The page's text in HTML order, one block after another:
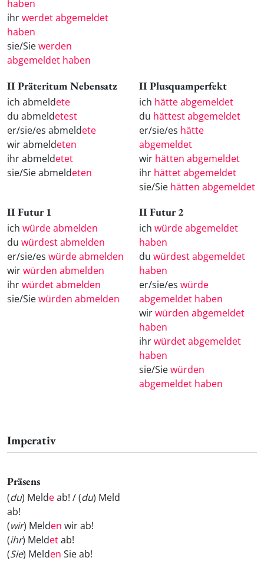
haben
ihrwerdet abgemeldet
haben
sie/Siewerden
abgemeldet haben
II Präteritum Nebensatz
ich abmeldete
du abmeldetest
er/sie/es abmeldete
wir abmeldeten
ihr abmeldetet
sie/Sie abmeldeten
II Plusquamperfekt
ich hätte abgemeldet
du hättest abgemeldet
er/sie/es hätte
abgemeldet
wir hätten abgemeldet
ihr hättet abgemeldet
sie/Sie hätten abgemeldet
II Futur 1
ich würde abmelden
du würdest abmelden
er/sie/es würde abmelden
wirwürden abmelden
ihrwürdet abmelden
sie/Siewürden abmelden
II Futur 2
ich würde abgemeldet
haben
du würdest abgemeldet
haben
er/sie/es würde
abgemeldet haben
wirwürden abgemeldet
haben
ihrwürdet abgemeldet
haben
sie/Siewürden
abgemeldet haben
Imperativ
Präsens
(du) Meldeab! / (du) Meld
ab!
(wir) Melden wir ab!
(ihr) Meldetab!
(Sie) Melden Sie ab!